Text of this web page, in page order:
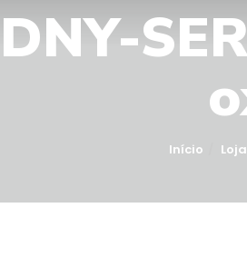
DNY-
Início Loja